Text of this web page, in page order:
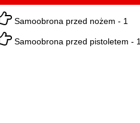
Samoobrona przed nożem - 1
Samoobrona przed pistoletem - 1